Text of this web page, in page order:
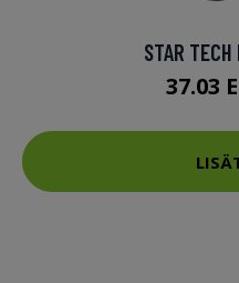
STAR
37.03